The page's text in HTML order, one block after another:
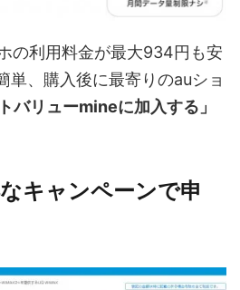
の利用料金が最大934円も安
単、購入後に最寄りのauショ
バリューmineに加入する」
キャンペーンで申